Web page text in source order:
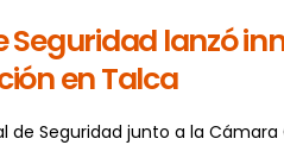
Seguridad lanzó
en Talca
de Seguridad junto a la